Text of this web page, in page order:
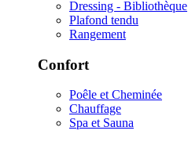
Dressing - Bibliothèque
Plafond tendu
Rangement
Confort
Poêle et Cheminée
Chauffage
Spa et Sauna